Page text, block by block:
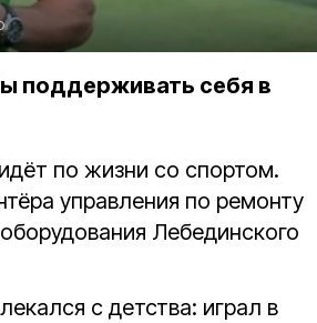
поддерживать себя в
по жизни со спортом.
управления по ремонту
Лебединского
с детства: играл в